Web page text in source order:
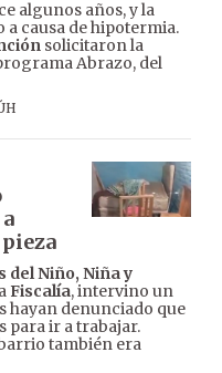
algunos años, y la
a causa de hipotermia.
solicitaron la
Abrazo, del
del Niño, Niña y
Fiscalía, intervino un
hayan denunciado que
para ir a trabajar.
también era